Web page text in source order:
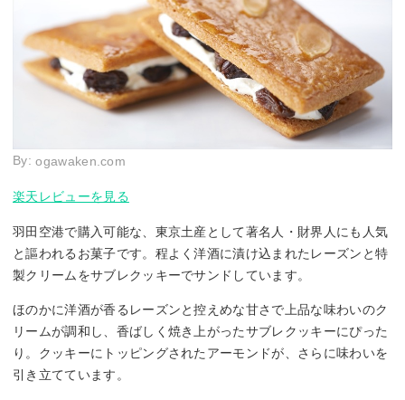
By:ogawaken.com
楽天レビューを見る
羽田空港で購入可能な、東京土産として著名人・財界人にも人気
と謳われるお菓子です。程よく洋酒に漬け込まれたレーズンと特
製クリームをサブレクッキーでサンドしています。
ほのかに洋酒が香るレーズンと控えめな甘さで上品な味わいのク
リームが調和し、香ばしく焼き上がったサブレクッキーにぴった
り。クッキーにトッピングされたアーモンドが、さらに味わいを
引き立てています。